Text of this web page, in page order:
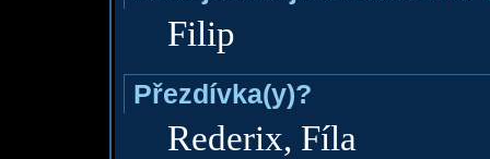
Filip
Přezdívka(y)?
Rederix, Fíla